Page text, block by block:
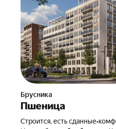
Брусника
Пшеница
Строится, есть сданные•